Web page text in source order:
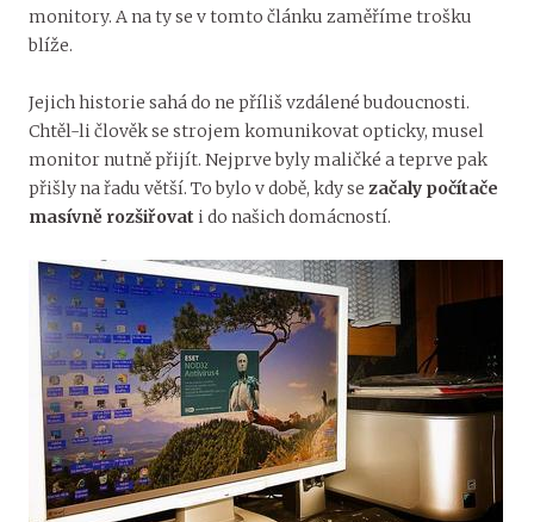
monitory. A na ty se v tomto článku zaměříme trošku
blíže.
Jejich historie sahá do ne příliš vzdálené budoucnosti.
Chtěl-li člověk se strojem komunikovat opticky, musel
monitor nutně přijít. Nejprve byly maličké a teprve pak
přišly na řadu větší. To bylo v době, kdy se začaly počítače
masívně rozšiřovat i do našich domácností.